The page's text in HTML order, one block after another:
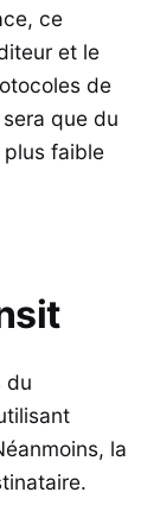
ce
et le
de
que du
faible
du
la